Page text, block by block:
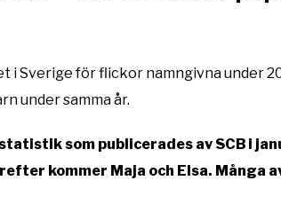
i Sverige för flickor namngivna under
under samma år.
som publicerades av SCB i
kommer Maja och Elsa. Många